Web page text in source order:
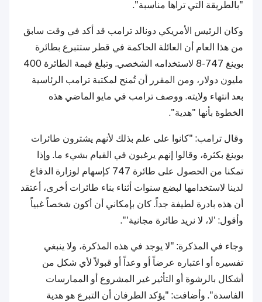
"بالطريقة التي تراها مناسبة".
وكان الرئيس الأمريكي دونالد ترامب قد أكد في وقت سابق
من هذا العام أن العائلة الحاكمة في قطر ستتبرع بطائرة
بوينغ 747-8 لاستخدامه الشخصي. وتبلغ قيمة الطائرة 400
مليون دولار، ومن المقرر أن تُمنح لمكتبة ترامب الرئاسية
بعد انتهاء ولايته. ووصف ترامب في مايو الماضي هذه
الخطوة بأنها "هدية".
وقال ترامب: "كانوا على علم بذلك لأنهم يشترون طائرات
بوينغ بكثرة، وقالوا إنهم يرغبون في القيام بشيء ما. وإذا
تمكنا من الحصول على طائرة 747 كإسهام لوزارة الدفاع
لدينا لاستخدامها لبضع سنوات أثناء بناء طائرات أخرى، أعتقد
أن هذه بادرة لطيفة جداً. كان بإمكاني أن أكون شخصاً غبياً
وأقول: 'لا، لا نريد طائرة مجانية'".
وجاء في المذكرة: "لا يوجد في هذه المذكرة، ولا ينبغي
تفسيره أو اعتباره عرضاً أو وعداً أو قبولاً لأي شكل من
أشكال بالرشوة أو التأثير غير المشروع أو الممارسات
الفاسدة". وأضافت: "يؤكد الطرفان أن التبرع هو هدية